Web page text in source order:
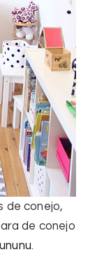
de conejo,
de conejo
.